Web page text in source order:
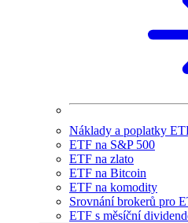
Náklady a poplatky
ETF na S&P 500
ETF na zlato
ETF na Bitcoin
ETF na komodity
Srovnání brokerů pro
ETF s měsíční